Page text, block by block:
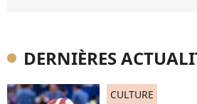
DERNIÈRES
CULTURE